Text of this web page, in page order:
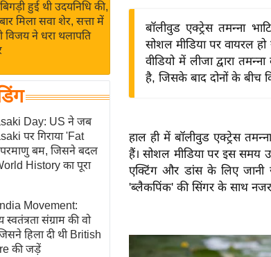
हुई थी उदयनिधि की,
मिला सवा शेर, सत्ता में
ने धरा थलापति
Day: US ने जब
पर गिराया 'Fat
बम, जिसने बदल
History का पूरा
Movement:
स्वतंत्रता संग्राम की वो
हिला दी थी British
की जड़ें
बॉलीवुड एक्ट्रेस तमन्ना
सोशल मीडिया पर वायरल
वीडियो में लीजा द्वारा
है, जिसके बाद दोनों के बीच
हाल ही में बॉलीवुड एक्ट्रेस
हैं। सोशल मीडिया पर इस समय
एक्टिंग और डांस के लिए
'ब्लैकपिंक' की सिंगर के साथ